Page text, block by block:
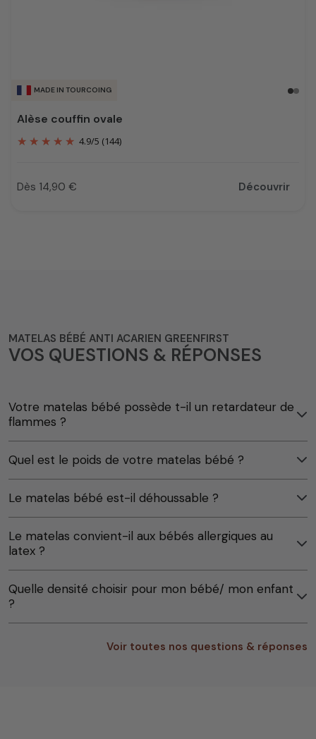
MADE IN TOURCOING
Alèse couffin ovale
4.9/5 (144)
Prix
Dès 14,90 € Découvrir
MATELAS BÉBÉ ANTI ACARIEN GREENFIRST
VOS QUESTIONS & RÉPONSES
Votre matelas bébé possède t-il un retardateur de
flammes ?
Quel est le poids de votre matelas bébé ?
Le matelas bébé est-il déhoussable ?
Le matelas convient-il aux bébés allergiques au
latex ?
Quelle densité choisir pour mon bébé/ mon enfant
?
Voir toutes nos questions & réponses